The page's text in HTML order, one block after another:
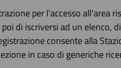
per l'accesso all'area
di iscriversi ad un elenco,
consente alla
in caso di generiche